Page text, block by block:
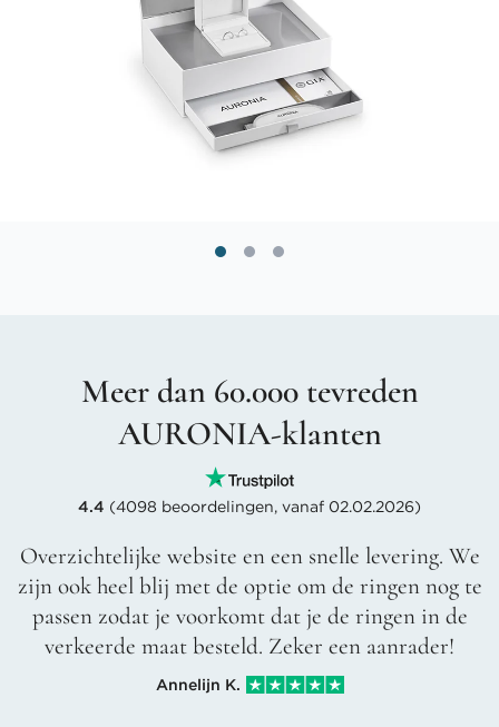
Meer dan 60.000 tevreden
AURONIA-klanten
4.4 (4098 beoordelingen, vanaf 02.02.2026)
Overzichtelijke website en een snelle levering. We
zijn ook heel blij met de optie om de ringen nog te
passen zodat je voorkomt dat je de ringen in de
verkeerde maat besteld. Zeker een aanrader!
Annelijn K.